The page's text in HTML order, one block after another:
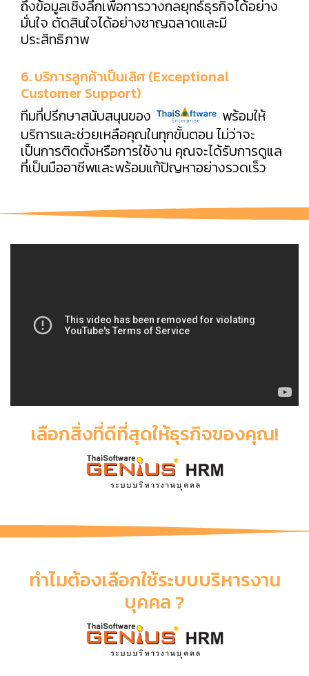
ถึงข้อมูลเชิงลึกเพื่อการวางกลยุทธ์ธุรกิจได้อย่าง
มั่นใจ ตัดสินใจได้อย่างชาญฉลาดและมี
ประสิทธิภาพ
6. บริการลูกค้าเป็นเลิศ (Exceptional
Customer Support)
ทีมที่ปรึกษาสนับสนุนของ
พร้อมให้
บริการและช่วยเหลือคุณในทุกขั้นตอน ไม่ว่าจะ
เป็นการติดตั้งหรือการใช้งาน คุณจะได้รับการดูแล
ที่เป็นมืออาชีพและพร้อมแก้ปัญหาอย่างรวดเร็ว
เลือกสิ่งที่ดีที่สุดให้ธุรกิจของคุณ!
ทำไมต้องเลือกใช้ระบบบริหารงาน
บุคคล ?